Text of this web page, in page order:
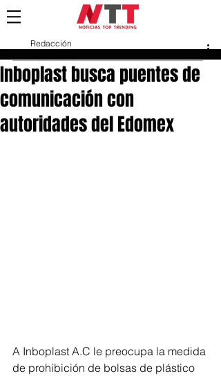
Inboplast busca puentes de
comunicación con
autoridades del Edomex
Redacción
A Inboplast A.C le preocupa la medida
de prohibición de bolsas de plástico